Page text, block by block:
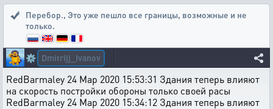
Перебор., Это уже пешло все границы, возможные и не
только.
⚙️ Dmitrijj_Ivanov
RedBarmaley 24 Мар 2020 15:53:31 Здания теперь влияют
на скорость постройки обороны только своей расы
RedBarmaley 24 Мар 2020 15:34:12 Здания теперь влияют